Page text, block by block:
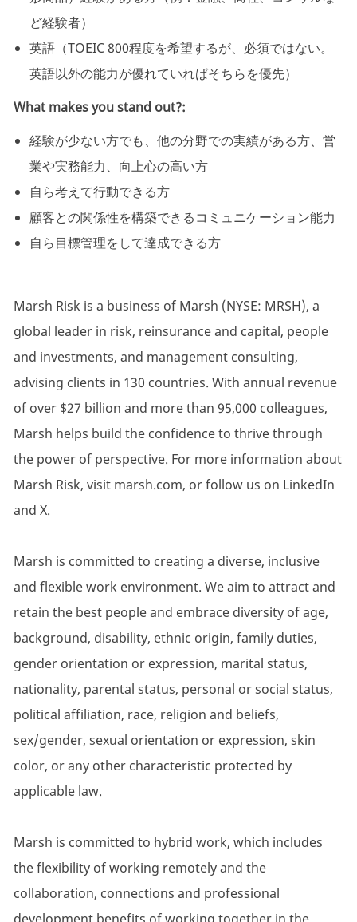
ど経験者）
英語（TOEIC 800程度を希望するが、必須ではない。
英語以外の能力が優れていればそちらを優先）
What makes you stand out?:
経験が少ない方でも、他の分野での実績がある方、営
業や実務能力、向上心の高い方
自ら考えて行動できる方
顧客との関係性を構築できるコミュニケーション能力
自ら目標管理をして達成できる方
Marsh Risk is a business of Marsh (NYSE: MRSH), a
global leader in risk, reinsurance and capital, people
and investments, and management consulting,
advising clients in 130 countries. With annual revenue
of over $27 billion and more than 95,000 colleagues,
Marsh helps build the confidence to thrive through
the power of perspective. For more information about
Marsh Risk, visit marsh.com, or follow us on LinkedIn
and X.
Marsh is committed to creating a diverse, inclusive
and flexible work environment. We aim to attract and
retain the best people and embrace diversity of age,
background, disability, ethnic origin, family duties,
gender orientation or expression, marital status,
nationality, parental status, personal or social status,
political affiliation, race, religion and beliefs,
sex/gender, sexual orientation or expression, skin
color, or any other characteristic protected by
applicable law.
Marsh is committed to hybrid work, which includes
the flexibility of working remotely and the
collaboration, connections and professional